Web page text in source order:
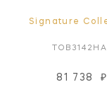
Signature
81 738 ₽